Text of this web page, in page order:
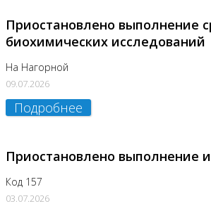
Приостановлено выполнение
биохимических исследований
На Нагорной
09.07.2026
Подробнее
Приостановлено выполнение
Код 157
03.07.2026